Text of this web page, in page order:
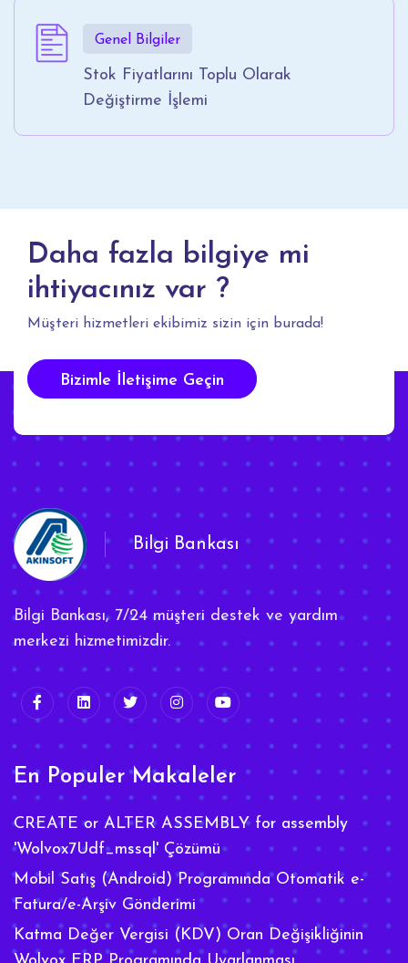
Genel Bilgiler
Stok Fiyatlarını Toplu Olarak
Değiştirme İşlemi
Daha fazla bilgiye mi
ihtiyacınız var ?
Müşteri hizmetleri ekibimiz sizin için burada!
Bizimle İletişime Geçin
Bilgi Bankası
Bilgi Bankası, 7/24 müşteri destek ve yardım
merkezi hizmetimizdir.
En Populer Makaleler
CREATE or ALTER ASSEMBLY for assembly
'Wolvox7Udf_mssql' Çözümü
Mobil Satış (Android) Programında Otomatik e-
Fatura/e-Arşiv Gönderimi
Katma Değer Vergisi (KDV) Oran Değişikliğinin